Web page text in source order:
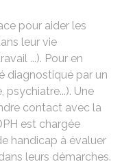
pour aider les
leur vie
...). Pour en
diagnostiqué par un
psychiatre...). Une
contact avec la
est chargée
handicap à évaluer
leurs démarches.